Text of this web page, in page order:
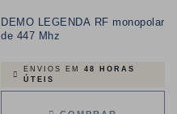
DEMO LEGENDA RF monopolar
de 447 Mhz
ENVIOS EM 48 HORAS
ÚTEIS